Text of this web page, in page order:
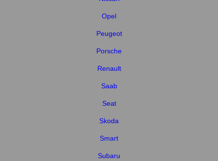
Opel
Peugeot
Porsche
Renault
Saab
Seat
Skoda
Smart
Subaru